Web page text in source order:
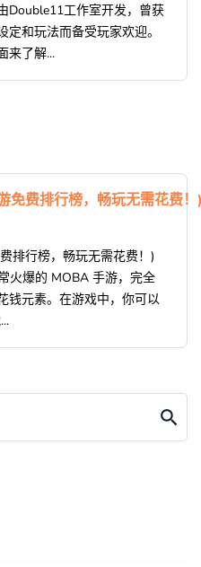
Double11工作室开发，曾获
和玩法而备受玩家欢迎。
来了解...
免费排行榜，畅玩无需花费
排行榜，畅玩无需花费！)
火爆的 MOBA 手游，完全
钱元素。在游戏中，你可以